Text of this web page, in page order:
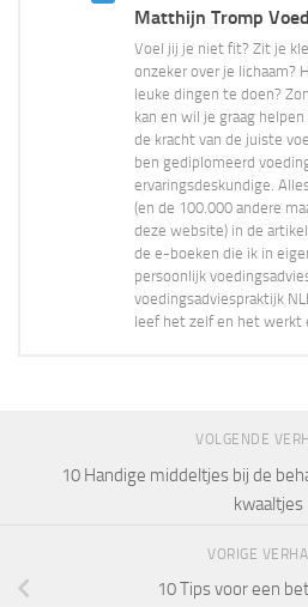
Matthijn Tromp
Voel jij je niet fit? Zit je
onzeker over je lichaam?
leuke dingen te doen?
kan en wil je graag
de kracht van de juiste
ben gediplomeerd
ervaringsdeskundige.
(en de 100.000 andere
deze website) in de
de e-boeken die ik in
persoonlijk
voedingsadviespraktijk
leef het zelf en het werkt
VOLGENDE
10 Handige middeltjes bij de
kwaaltjes
VORIGE
10 Tips voor een